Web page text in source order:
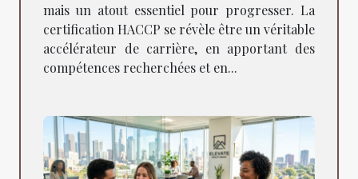
mais un atout essentiel pour progresser. La
certification HACCP se révèle être un véritable
accélérateur de carrière, en apportant des
compétences recherchées et en...